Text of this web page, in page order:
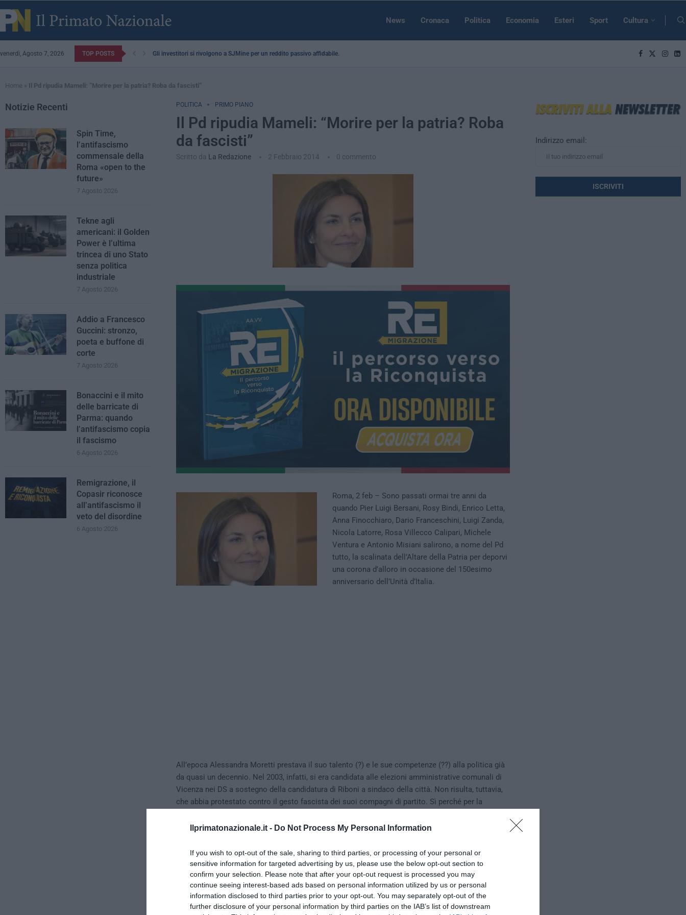
Ilprimatonazionale.it - Do Not Process My Personal Information
If you wish to opt-out of the sale, sharing to third parties, or processing of your personal or
sensitive information for targeted advertising by us, please use the below opt-out section to
confirm your selection. Please note that after your opt-out request is processed you may
continue seeing interest-based ads based on personal information utilized by us or personal
information disclosed to third parties prior to your opt-out. You may separately opt-out of the
further disclosure of your personal information by third parties on the IAB’s list of downstream
News Cronaca Politica Economia Esteri Sport Cultura
venerdì, Agosto 7, 2026 TOP POSTS Gli investitori si rivolgono a SJMine per un reddito passivo affidabile...
Home » Il Pd ripudia Mameli: “Morire per la patria? Roba da fascisti”
POLITICA PRIMO PIANO
Il Pd ripudia Mameli: “Morire per la patria? Roba
da fascisti”
Scritto da La Redazione 2 Febbraio 2014 0 commento
Roma, 2 feb – Sono passati ormai tre anni da
quando Pier Luigi Bersani, Rosy Bindi, Enrico Letta,
Anna Finocchiaro, Dario Franceschini, Luigi Zanda,
Nicola Latorre, Rosa Villecco Calipari, Michele
Ventura e Antonio Misiani salirono, a nome del Pd
tutto, la scalinata dell’Altare della Patria per deporvi
una corona d’alloro in occasione del 150esimo
anniversario dell’Unità d’Italia.
All’epoca Alessandra Moretti prestava il suo talento (?) e le sue competenze (??) alla politica già
da quasi un decennio. Nel 2003, infatti, si era candidata alle elezioni amministrative comunali di
Vicenza nei DS a sostegno della candidatura di Riboni a sindaco della città. Non risulta, tuttavia,
che abbia protestato contro il gesto fascista dei suoi compagni di partito. Sì perché per la
Indirizzo email:
Notizie Recenti
Spin Time,
l’antifascismo
commensale della
Roma «open to the
future»
7 Agosto 2026
Tekne agli
americani: il Golden
Power è l’ultima
trincea di uno Stato
senza politica
industriale
7 Agosto 2026
Addio a Francesco
Guccini: stronzo,
poeta e buffone di
corte
7 Agosto 2026
Bonaccini e il mito
delle barricate di
Parma: quando
l’antifascismo copia
il fascismo
6 Agosto 2026
Remigrazione, il
Copasir riconosce
all’antifascismo il
veto del disordine
6 Agosto 2026